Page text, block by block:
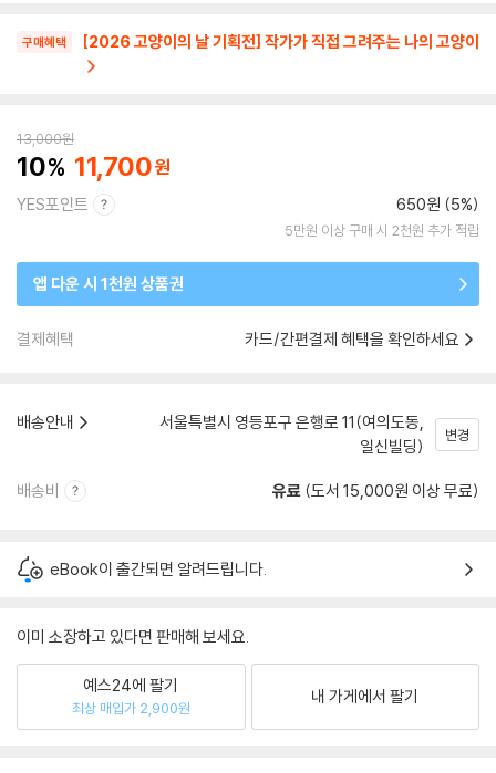
구매혜택 [2026 고양이의 날 기획전] 작가가 직접 그려주는 나의 고양이
13,000원
10 11,700
YES포인트 650원 (5%)
5만원 이상 구매 시 2천원 추가 적립
앱 다운 시 1천원 상품권
결제혜택 카드/간편결제 혜택을 확인하세요
배송안내
서울특별시 영등포구 은행로 11(여의도동,
일신빌딩)
변경
배송비 유료 (도서 15,000원 이상 무료)
eBook이 출간되면 알려드립니다.
이미 소장하고 있다면 판매해 보세요.
예스24에 팔기
최상 매입가 2,900원
내 가게에서 팔기